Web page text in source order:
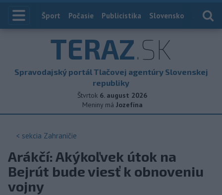
Index
Šport Počasie Publicistika Slovensko
TERAZ.SK
Spravodajský portál Tlačovej agentúry Slovenskej
republiky
Štvrtok 6. august 2026
Meniny má Jozefína
< sekcia Zahraničie
Arákčí: Akýkoľvek útok na
Bejrút bude viesť k obnoveniu
vojny